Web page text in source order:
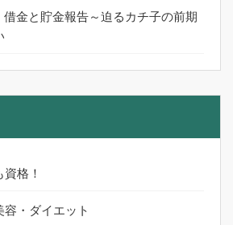
金と貯金報告～迫るカチ子の前期
格！
容・ダイエット